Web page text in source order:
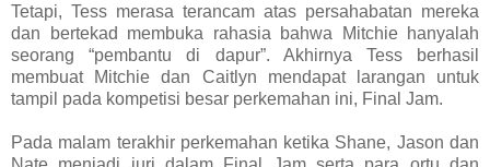
Tetapi, Tess merasa terancam atas persahabatan mereka
dan bertekad membuka rahasia bahwa Mitchie hanyalah
seorang “pembantu di dapur”. Akhirnya Tess berhasil
membuat Mitchie dan Caitlyn mendapat larangan untuk
tampil pada kompetisi besar perkemahan ini, Final Jam.
Pada malam terakhir perkemahan ketika Shane, Jason dan